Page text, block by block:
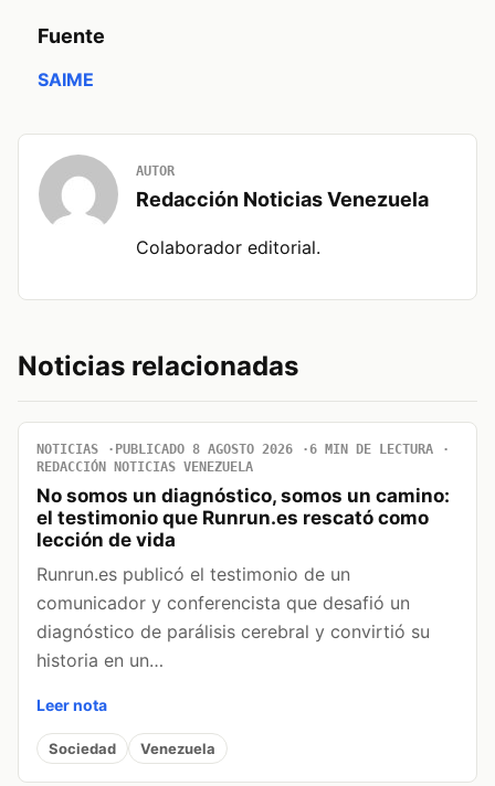
Fuente
SAIME
AUTOR
Redacción Noticias Venezuela
Colaborador editorial.
Noticias relacionadas
NOTICIAS PUBLICADO 8 AGOSTO 2026
6 MIN DE LECTURA
REDACCIÓN NOTICIAS VENEZUELA
No somos un diagnóstico, somos un camino:
el testimonio que Runrun.es rescató como
lección de vida
Runrun.es publicó el testimonio de un
comunicador y conferencista que desafió un
diagnóstico de parálisis cerebral y convirtió su
historia en un…
Leer nota
Sociedad Venezuela